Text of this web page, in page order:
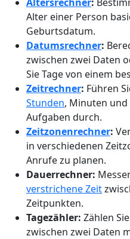
Alter einer Person
Geburtsdatum.
Datumsrechner:
zwischen zwei Daten
Sie Tage von einem
Zeitrechner: Führen
Stunden, Minuten
Aufgaben durch.
Zeitzonenrechner:
in verschiedenen
Anrufe zu planen.
Dauerrechner:
verstrichene Zeit
Zeitpunkten.
Tagezähler: Zählen
zwischen zwei Daten